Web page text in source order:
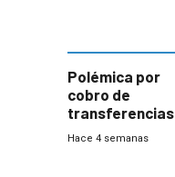
Polémica por
cobro de
transferencias
del Mides en
Hace 4 semanas